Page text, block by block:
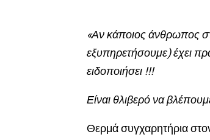
«Αν κάποιος άνθρωπος
εξυπηρετήσουμε) έχει
ειδοποιήσει !!!
Είναι θλιβερό να
Θερμά συγχαρητήρια